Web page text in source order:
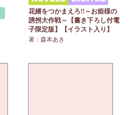
花婿をつかまえろ!!～お姫様の
誘拐大作戦～【書き下ろし付電
子限定版】【イラスト入り】
著：森本あき